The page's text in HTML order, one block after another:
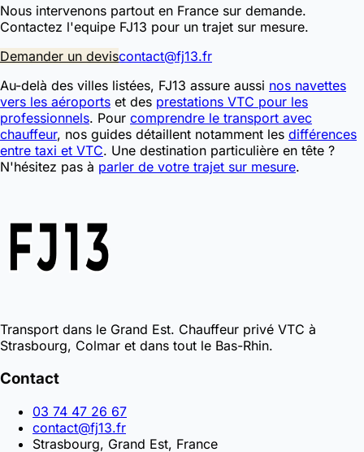
Nous intervenons partout en France sur demande.
Contactez l'equipe FJ13 pour un trajet sur mesure.
Demander un deviscontact@fj13.fr
Au-delà des villes listées, FJ13 assure aussi nos navettes
vers les aéroports et des prestations VTC pour les
professionnels. Pour comprendre le transport avec
chauffeur, nos guides détaillent notamment les différences
entre taxi et VTC. Une destination particulière en tête ?
N'hésitez pas à parler de votre trajet sur mesure.
Transport dans le Grand Est. Chauffeur privé VTC à
Strasbourg, Colmar et dans tout le Bas-Rhin.
Contact
03 74 47 26 67
contact@fj13.fr
Strasbourg, Grand Est, France